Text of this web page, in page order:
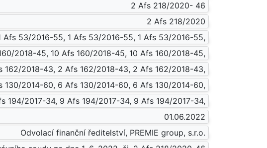
2 Afs 218/2020- 46
2 Afs 218/2020
53/2016-55, 1 Afs 53/2016-55, 1 Afs 53/2016-55,
2018-45, 10 Afs 160/2018-45, 10 Afs 160/2018-45,
2018-43, 2 Afs 162/2018-43, 2 Afs 162/2018-43,
2014-60, 6 Afs 130/2014-60, 6 Afs 130/2014-60,
194/2017-34, 9 Afs 194/2017-34, 9 Afs 194/2017-34,
01.06.2022
Odvolací finanční ředitelství, PREMIE group, s.r.o.